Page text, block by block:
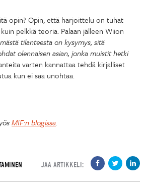
opin? Opin, että harjoittelu on tuhat
pelkkä teoria. Palaan jälleen Wiion
tilanteesta on kysymys, sitä
olennaisen asian, jonka muistit hetki
varten kannattaa tehdä kirjalliset
kun ei saa unohtaa.
MIF:n blogissa.
JAA ARTIKKELI: